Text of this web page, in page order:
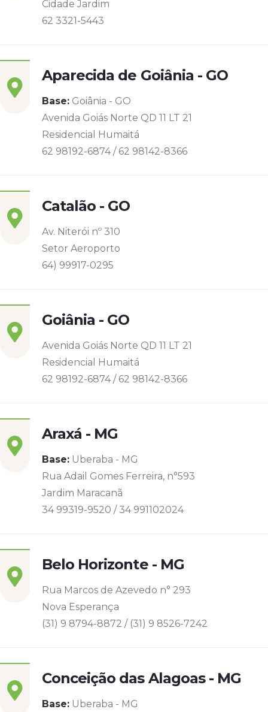
Cidade Jardim
62 3321-5443
Aparecida de Goiânia - GO
Base: Goiânia - GO
Avenida Goiás Norte QD 11 LT 21
Residencial Humaitá
62 98192-6874 / 62 98142-8366
Catalão - GO
Av. Niterói nº 310
Setor Aeroporto
64) 99917-0295
Goiânia - GO
Avenida Goiás Norte QD 11 LT 21
Residencial Humaitá
62 98192-6874 / 62 98142-8366
Araxá - MG
Base: Uberaba - MG
Rua Adail Gomes Ferreira, n°593
Jardim Maracanã
34 99319-9520 / 34 991102024
Belo Horizonte - MG
Rua Marcos de Azevedo n° 293
Nova Esperança
(31) 9 8794-8872 / (31) 9 8526-7242
Conceição das Alagoas - MG
Base: Uberaba - MG